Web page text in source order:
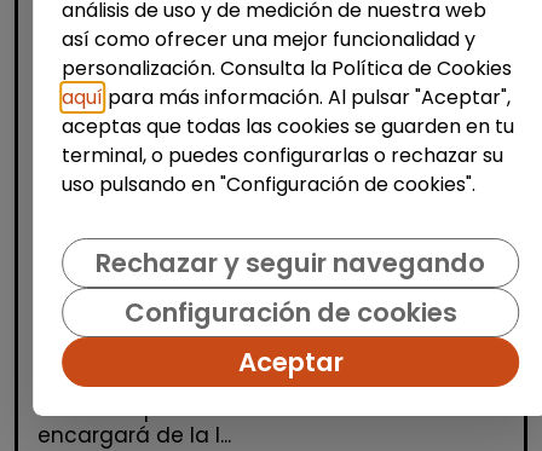
Limpieza y mantenimiento
alicante)
| España(Alicante)
Se selecciona un/a operario/a de limpieza
para cubrir las vacaciones del personal de
limpieza en el CEIP San Antón, situado en
Pinoso. La persona seleccionada se
encargará de la l...
análisis de uso y de medición de nuestra web
así como ofrecer una mejor funcionalidad y
personalización. Consulta la Política de Cookies
aquí para más información. Al pulsar "Aceptar",
aceptas que todas las cookies se guarden en tu
terminal, o puedes configurarlas o rechazar su
uso pulsando en "Configuración de cookies".
Rechazar y seguir navegando
Configuración de cookies
Aceptar